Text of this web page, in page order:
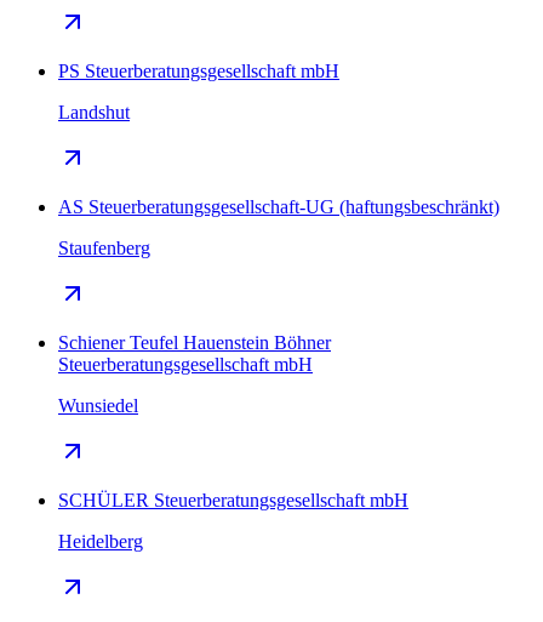
PS Steuerberatungsgesellschaft mbH
Landshut
AS Steuerberatungsgesellschaft-UG (haftungsbeschränkt)
Staufenberg
Schiener Teufel Hauenstein Böhner
Steuerberatungsgesellschaft mbH
Wunsiedel
SCHÜLER Steuerberatungsgesellschaft mbH
Heidelberg